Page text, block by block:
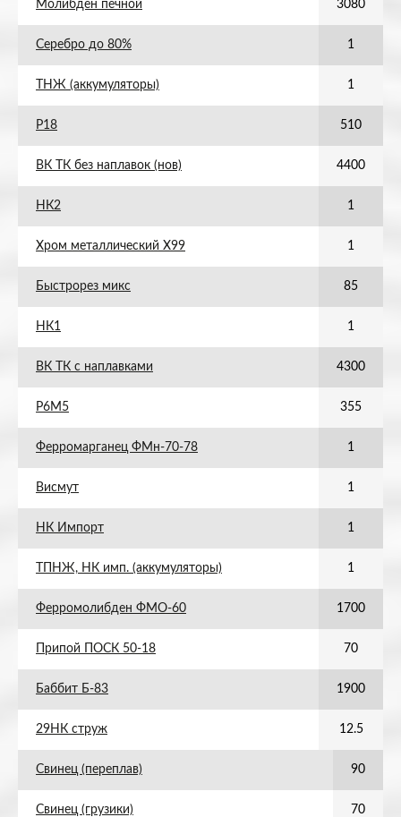
Молибден печной 3080
Серебро до 80% 1
ТНЖ (аккумуляторы) 1
Р18 510
ВК ТК без наплавок (нов) 4400
НК2 1
Хром металлический Х99 1
Быстрорез микс 85
НК1 1
ВК ТК с наплавками 4300
Р6М5 355
Ферромарганец ФМн-70-78 1
Висмут 1
НК Импорт 1
ТПНЖ, НК имп. (аккумуляторы) 1
Ферромолибден ФМО-60 1700
Припой ПОСК 50-18 70
Баббит Б-83 1900
29НК струж 12.5
Свинец (переплав) 90
Свинец (грузики) 70